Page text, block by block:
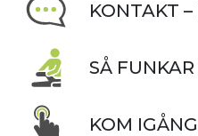
KONTAKT
SÅ
KOM